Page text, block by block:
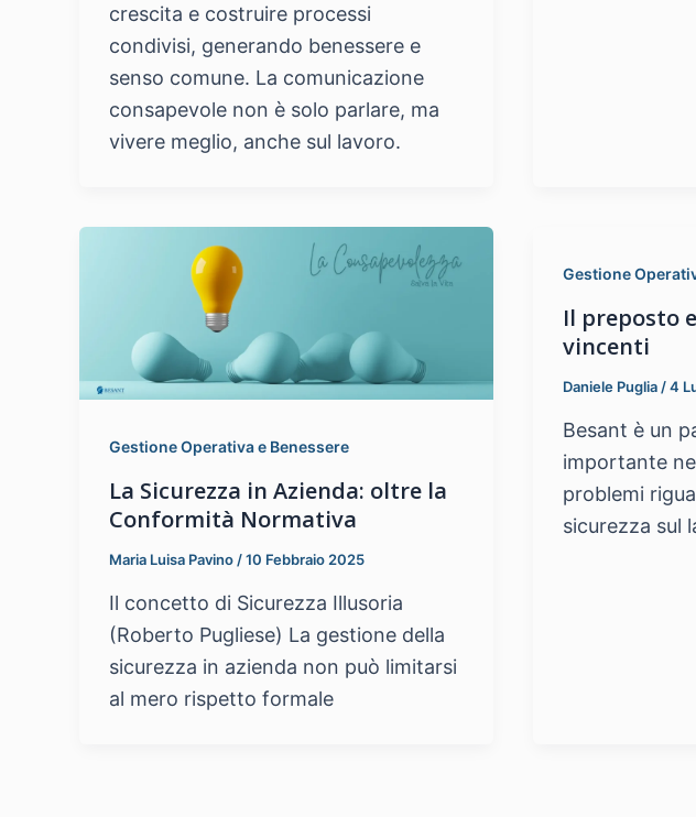
crescita e costruire processi
condivisi, generando benessere e
senso comune. La comunicazione
consapevole non è solo parlare, ma
vivere meglio, anche sul lavoro.
Gestione Operativa e Benessere
La Sicurezza in Azienda: oltre la
Conformità Normativa
Maria Luisa Pavino /10 Febbraio 2025
Il concetto di Sicurezza Illusoria
(Roberto Pugliese) La gestione della
sicurezza in azienda non può limitarsi
al mero rispetto formale
Gestione
Il preposto
vincenti
Daniele Puglia /4
Besant è un
importante
problemi
sicurezza sul